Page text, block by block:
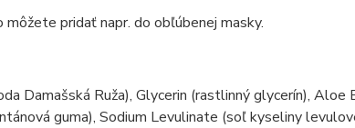
pridať napr. do obľúbenej masky.
Damašská Ruža), Glycerin (rastlinný glycerín), Aloe
guma), Sodium Levulinate (soľ kyseliny